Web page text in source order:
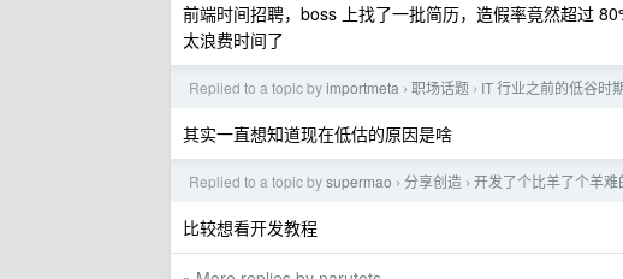
前端时间招聘，boss 上找了一批简历，造假率竟然超过
太浪费时间了
Replied to a topic byimportmeta › 职场话题 › IT 行业之前的低谷时
其实一直想知道现在低估的原因是啥
Replied to a topic bysupermao › 分享创造 › 开发了个比羊了个羊难
比较想看开发教程